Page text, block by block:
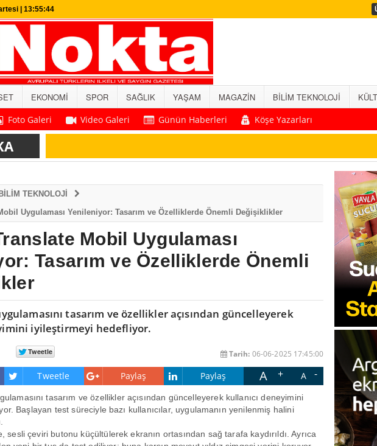
| 13:55:45
EKONOMİ SPOR SAĞLIK YAŞAM MAGAZİN BİLİM TEKNOLOJİ
Foto Galeri Video Galeri Günün Haberleri Köşe Yazarları
BİLİM TEKNOLOJİ
Uygulaması Yenileniyor: Tasarım ve Özelliklerde Önemli Değişiklikler
Mobil Uygulaması
Tasarım ve Özelliklerde Önemli
tasarım ve özellikler açısından güncelleyerek
iyileştirmeyi hedefliyor.
Tarih: 06-06-2025 17:45:00
Tweetle Paylaş Paylaş A A
tasarım ve özellikler açısından güncelleyerek kullanıcı deneyimini
Başlayan test süreciyle bazı kullanıcılar, uygulamanın yenilenmiş halini
sesli çeviri butonu küçültülerek ekranın ortasından sağ tarafa kaydırıldı. Ayrıca